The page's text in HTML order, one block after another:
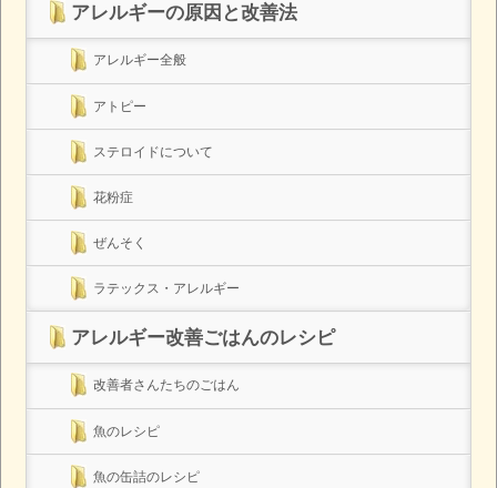
アレルギーの原因と改善法
アレルギー全般
アトピー
ステロイドについて
花粉症
ぜんそく
ラテックス・アレルギー
アレルギー改善ごはんのレシピ
改善者さんたちのごはん
魚のレシピ
魚の缶詰のレシピ